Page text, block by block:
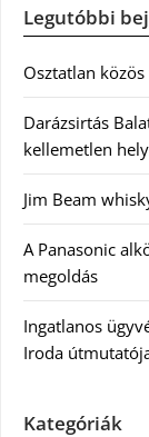
Legutóbbi
Osztatlan
Darázsirtás
kellemetlen
Jim Beam
A Panasonic
megoldás
Ingatlanos
Iroda
Kategóriák